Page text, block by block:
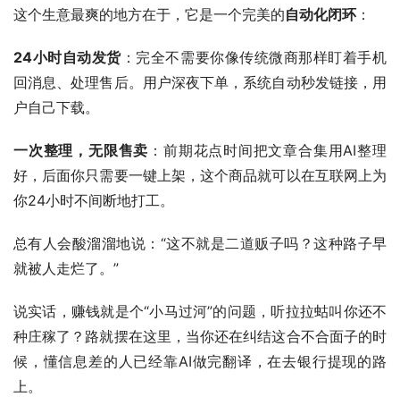
这个生意最爽的地方在于，它是一个完美的自动化闭环：
24小时自动发货：完全不需要你像传统微商那样盯着手机
回消息、处理售后。用户深夜下单，系统自动秒发链接，用
户自己下载。
一次整理，无限售卖 ：前期花点时间把文章合集用AI整理
好，后面你只需要一键上架，这个商品就可以在互联网上为
你24小时不间断地打工。
总有人会酸溜溜地说：“这不就是二道贩子吗？这种路子早
就被人走烂了。”
说实话，赚钱就是个“小马过河”的问题，听拉拉蛄叫你还不
种庄稼了？路就摆在这里，当你还在纠结这合不合面子的时
候，懂信息差的人已经靠AI做完翻译，在去银行提现的路
上。